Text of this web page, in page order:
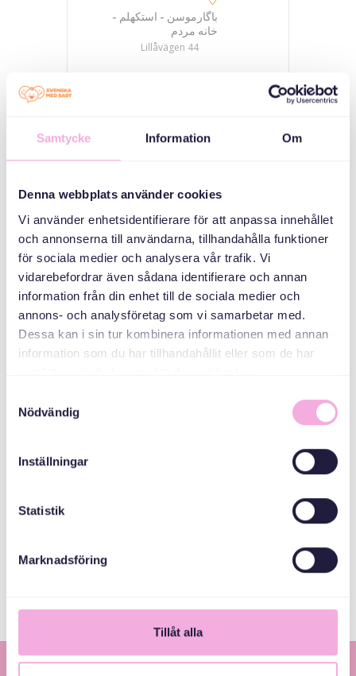
Samtycke Information Om
Denna webbplats använder cookies
Vi använder enhetsidentifierare för att anpassa innehållet
och annonserna till användarna, tillhandahålla funktioner
för sociala medier och analysera vår trafik. Vi
vidarebefordrar även sådana identifierare och annan
information från din enhet till de sociala medier och
annons- och analysföretag som vi samarbetar med.
Dessa kan i sin tur kombinera informationen med annan
information som du har tillhandahållit eller som de har
Nödvändig
Inställningar
Statistik
Marknadsföring
Tillåt alla
باگارموسن - استکهلم -
خانه مردم
Lillåvägen 44
سه نسل ملاقات می
سازمان دهنده
bokningen@svenskamedbaby.se